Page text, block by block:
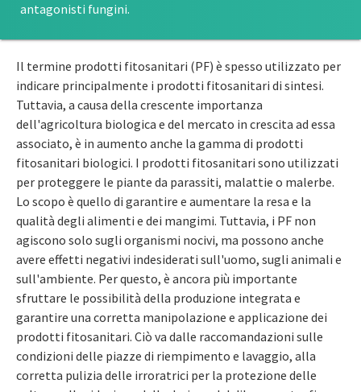
antagonisti fungini.
Il termine prodotti fitosanitari (PF) è spesso utilizzato per
indicare principalmente i prodotti fitosanitari di sintesi.
Tuttavia, a causa della crescente importanza
dell'agricoltura biologica e del mercato in crescita ad essa
associato, è in aumento anche la gamma di prodotti
fitosanitari biologici. I prodotti fitosanitari sono utilizzati
per proteggere le piante da parassiti, malattie o malerbe.
Lo scopo è quello di garantire e aumentare la resa e la
qualità degli alimenti e dei mangimi. Tuttavia, i PF non
agiscono solo sugli organismi nocivi, ma possono anche
avere effetti negativi indesiderati sull'uomo, sugli animali e
sull'ambiente. Per questo, è ancora più importante
sfruttare le possibilità della produzione integrata e
garantire una corretta manipolazione e applicazione dei
prodotti fitosanitari. Ciò va dalle raccomandazioni sulle
condizioni delle piazze di riempimento e lavaggio, alla
corretta pulizia delle irroratrici per la protezione delle